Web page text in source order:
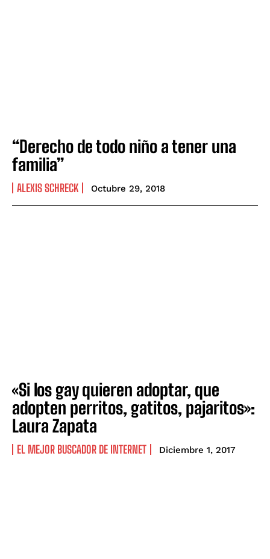
“Derecho de todo niño a tener una
familia”
ALEXIS SCHRECK Octubre 29, 2018
«Si los gay quieren adoptar, que
adopten perritos, gatitos, pajaritos»:
Laura Zapata
EL MEJOR BUSCADOR DE INTERNET Diciembre 1, 2017